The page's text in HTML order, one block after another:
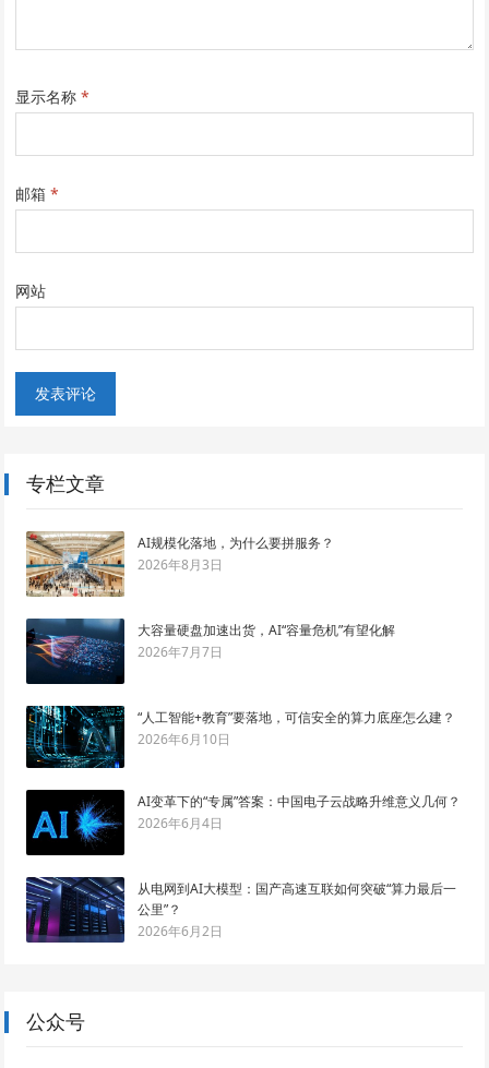
显示名称*
邮箱*
网站
专栏文章
AI规模化落地，为什么要拼服务？
2026年8月3日
大容量硬盘加速出货，AI“容量危机”有望化解
2026年7月7日
“人工智能+教育”要落地，可信安全的算力底座怎么建？
2026年6月10日
AI变革下的“专属”答案：中国电子云战略升维意义几何？
2026年6月4日
从电网到AI大模型：国产高速互联如何突破“算力最后一
公里”？
2026年6月2日
公众号